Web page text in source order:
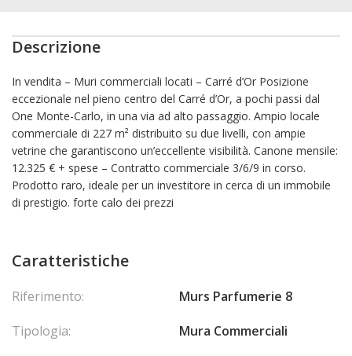
Descrizione
In vendita – Muri commerciali locati – Carré d’Or Posizione
eccezionale nel pieno centro del Carré d’Or, a pochi passi dal
One Monte-Carlo, in una via ad alto passaggio. Ampio locale
commerciale di 227 m² distribuito su due livelli, con ampie
vetrine che garantiscono un’eccellente visibilità. Canone mensile:
12.325 € + spese – Contratto commerciale 3/6/9 in corso.
Prodotto raro, ideale per un investitore in cerca di un immobile
di prestigio. forte calo dei prezzi
Caratteristiche
Riferimento:
Murs Parfumerie 8
Tipologia:
Mura Commerciali